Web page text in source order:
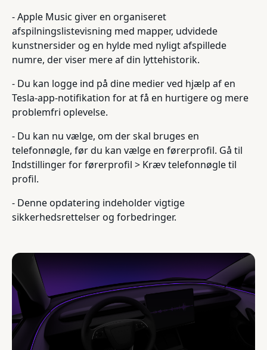
- Apple Music giver en organiseret
afspilningslistevisning med mapper, udvidede
kunstnersider og en hylde med nyligt afspillede
numre, der viser mere af din lyttehistorik.
- Du kan logge ind på dine medier ved hjælp af en
Tesla-app-notifikation for at få en hurtigere og mere
problemfri oplevelse.
- Du kan nu vælge, om der skal bruges en
telefonnøgle, før du kan vælge en førerprofil. Gå til
Indstillinger for førerprofil > Kræv telefonnøgle til
profil.
- Denne opdatering indeholder vigtige
sikkerhedsrettelser og forbedringer.